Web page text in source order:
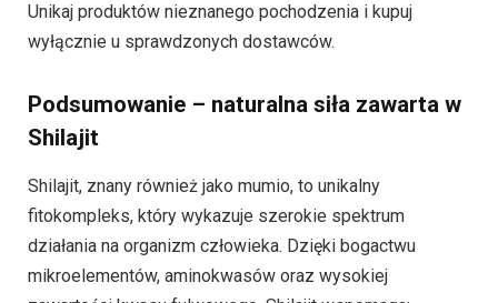
Unikaj produktów nieznanego pochodzenia i kupuj
wyłącznie u sprawdzonych dostawców.
Podsumowanie – naturalna siła zawarta w
Shilajit
Shilajit, znany również jako mumio, to unikalny
fitokompleks, który wykazuje szerokie spektrum
działania na organizm człowieka. Dzięki bogactwu
mikroelementów, aminokwasów oraz wysokiej